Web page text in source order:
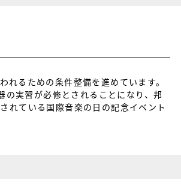
るための条件整備を進めています。
実習が必修とされることになり、邦
れている国際音楽の日の記念イベント